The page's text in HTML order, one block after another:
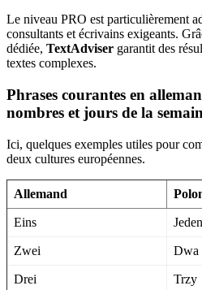
Le niveau PRO est particulièrement
consultants et écrivains exigeants.
dédiée, TextAdviser garantit des
textes complexes.
Phrases courantes en
nombres et jours de la
Ici, quelques exemples utiles pour
deux cultures européennes.
Allemand
Eins Jeden
Zwei Dwa
Drei Trzy